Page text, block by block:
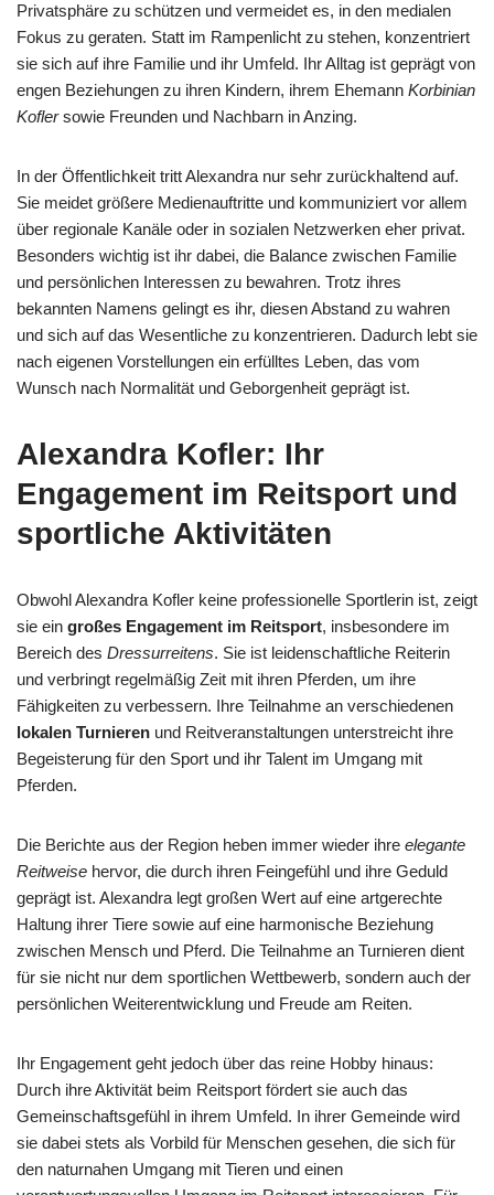
Privatsphäre zu schützen und vermeidet es, in den medialen
Fokus zu geraten. Statt im Rampenlicht zu stehen, konzentriert
sie sich auf ihre Familie und ihr Umfeld. Ihr Alltag ist geprägt von
engen Beziehungen zu ihren Kindern, ihrem Ehemann Korbinian
Koflersowie Freunden und Nachbarn in Anzing.
In der Öffentlichkeit tritt Alexandra nur sehr zurückhaltend auf.
Sie meidet größere Medienauftritte und kommuniziert vor allem
über regionale Kanäle oder in sozialen Netzwerken eher privat.
Besonders wichtig ist ihr dabei, die Balance zwischen Familie
und persönlichen Interessen zu bewahren. Trotz ihres
bekannten Namens gelingt es ihr, diesen Abstand zu wahren
und sich auf das Wesentliche zu konzentrieren. Dadurch lebt sie
nach eigenen Vorstellungen ein erfülltes Leben, das vom
Wunsch nach Normalität und Geborgenheit geprägt ist.
Alexandra Kofler: Ihr
Engagement im Reitsport und
sportliche Aktivitäten
Obwohl Alexandra Kofler keine professionelle Sportlerin ist, zeigt
sie ein großes Engagement im Reitsport, insbesondere im
Bereich des Dressurreitens. Sie ist leidenschaftliche Reiterin
und verbringt regelmäßig Zeit mit ihren Pferden, um ihre
Fähigkeiten zu verbessern. Ihre Teilnahme an verschiedenen
lokalen Turnieren und Reitveranstaltungen unterstreicht ihre
Begeisterung für den Sport und ihr Talent im Umgang mit
Pferden.
Die Berichte aus der Region heben immer wieder ihre elegante
Reitweise hervor, die durch ihren Feingefühl und ihre Geduld
geprägt ist. Alexandra legt großen Wert auf eine artgerechte
Haltung ihrer Tiere sowie auf eine harmonische Beziehung
zwischen Mensch und Pferd. Die Teilnahme an Turnieren dient
für sie nicht nur dem sportlichen Wettbewerb, sondern auch der
persönlichen Weiterentwicklung und Freude am Reiten.
Ihr Engagement geht jedoch über das reine Hobby hinaus:
Durch ihre Aktivität beim Reitsport fördert sie auch das
Gemeinschaftsgefühl in ihrem Umfeld. In ihrer Gemeinde wird
sie dabei stets als Vorbild für Menschen gesehen, die sich für
den naturnahen Umgang mit Tieren und einen